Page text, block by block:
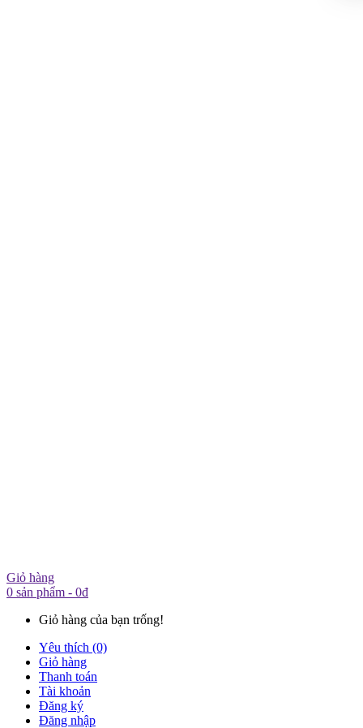
Giỏ hàng
0 sản phẩm - 0đ
Giỏ hàng của bạn trống!
Yêu thích (0)
Giỏ hàng
Thanh toán
Tài khoản
Đăng ký
Đăng nhập